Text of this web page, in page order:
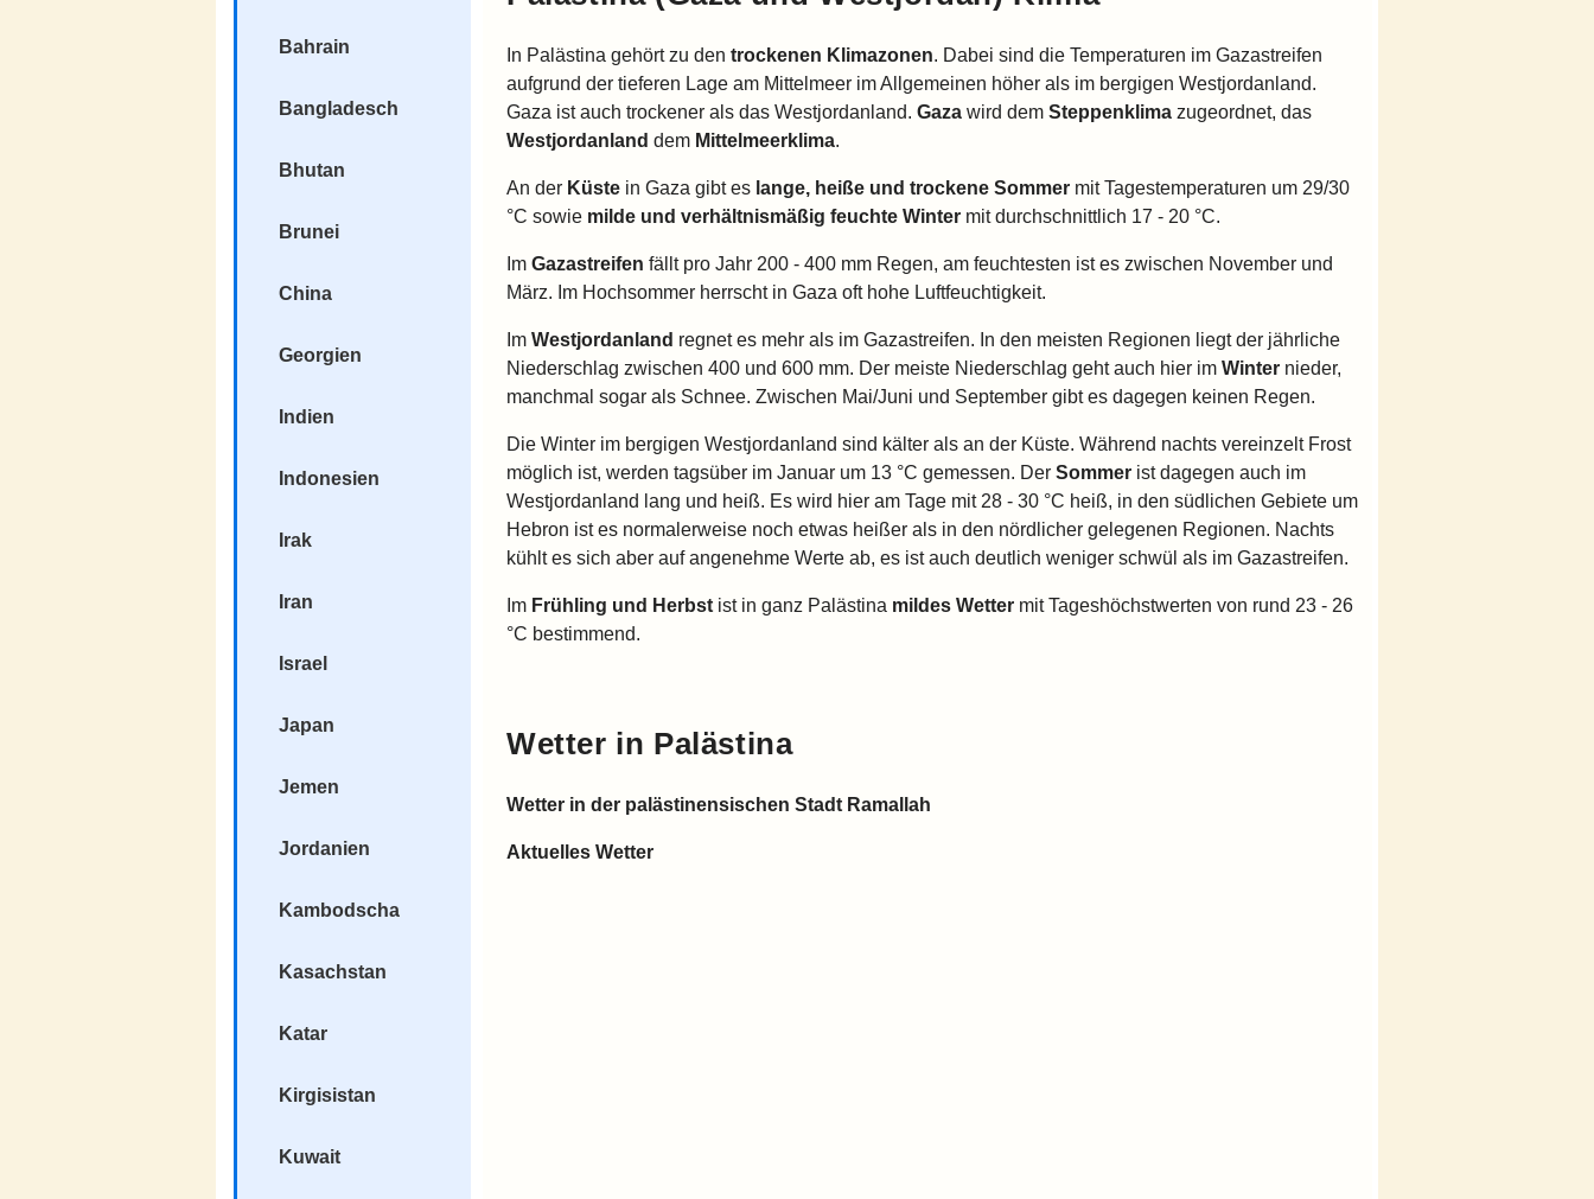
Bahrain
Bangladesch
Bhutan
Brunei
China
Georgien
Indien
Indonesien
Irak
Iran
Israel
Japan
Jemen
Jordanien
Kambodscha
Kasachstan
Katar
Kirgisistan
Kuwait
In Palästina gehört zu den trockenen Klimazonen. Dabei sind die Temperaturen im Gazastreifen
aufgrund der tieferen Lage am Mittelmeer im Allgemeinen höher als im bergigen Westjordanland.
Gaza ist auch trockener als das Westjordanland. Gaza wird dem Steppenklima zugeordnet, das
Westjordanland dem Mittelmeerklima.
An der Küste in Gaza gibt es lange, heiße und trockene Sommer mit Tagestemperaturen um 29/30
°C sowie milde und verhältnismäßig feuchte Winter mit durchschnittlich 17 - 20 °C.
Im Gazastreifen fällt pro Jahr 200 - 400 mm Regen, am feuchtesten ist es zwischen November und
März. Im Hochsommer herrscht in Gaza oft hohe Luftfeuchtigkeit.
Im Westjordanland regnet es mehr als im Gazastreifen. In den meisten Regionen liegt der jährliche
Niederschlag zwischen 400 und 600 mm. Der meiste Niederschlag geht auch hier im Winter nieder,
manchmal sogar als Schnee. Zwischen Mai/Juni und September gibt es dagegen keinen Regen.
Die Winter im bergigen Westjordanland sind kälter als an der Küste. Während nachts vereinzelt Frost
möglich ist, werden tagsüber im Januar um 13 °C gemessen. Der Sommer ist dagegen auch im
Westjordanland lang und heiß. Es wird hier am Tage mit 28 - 30 °C heiß, in den südlichen Gebiete um
Hebron ist es normalerweise noch etwas heißer als in den nördlicher gelegenen Regionen. Nachts
kühlt es sich aber auf angenehme Werte ab, es ist auch deutlich weniger schwül als im Gazastreifen.
Im Frühling und Herbst ist in ganz Palästina mildes Wetter mit Tageshöchstwerten von rund 23 - 26
°C bestimmend.
Wetter in Palästina
Wetter in der palästinensischen Stadt Ramallah
Aktuelles Wetter